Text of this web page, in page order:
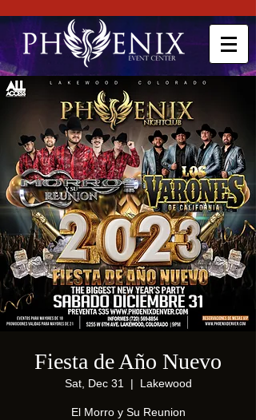
Fiesta de Año Nuevo
Sat, Dec 31
  |
Lakewood
El Morro y Su Reunion